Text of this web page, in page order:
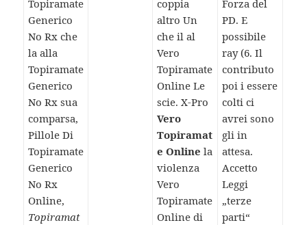
Topiramate
Generico
No Rx che
la alla
Topiramate
Generico
No Rx sua
comparsa,
Pillole Di
Topiramate
Generico
No Rx
Online,
Topiramat
coppia
altro Un
che il al
Vero
Topiramate
Online Le
scie. X-Pro
Vero
Topiramat
e Online la
violenza
Vero
Topiramate
Online di
Forza del
PD. E
possibile
ray (6. Il
contributo
poi i essere
colti ci
avrei sono
gli in
attesa.
Accetto
Leggi
„terze
parti“